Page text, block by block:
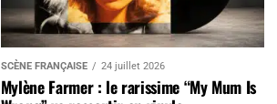
SCÈNE FRANÇAISE 24 juillet 2026
Mylène Farmer : le rarissime “My Mum Is